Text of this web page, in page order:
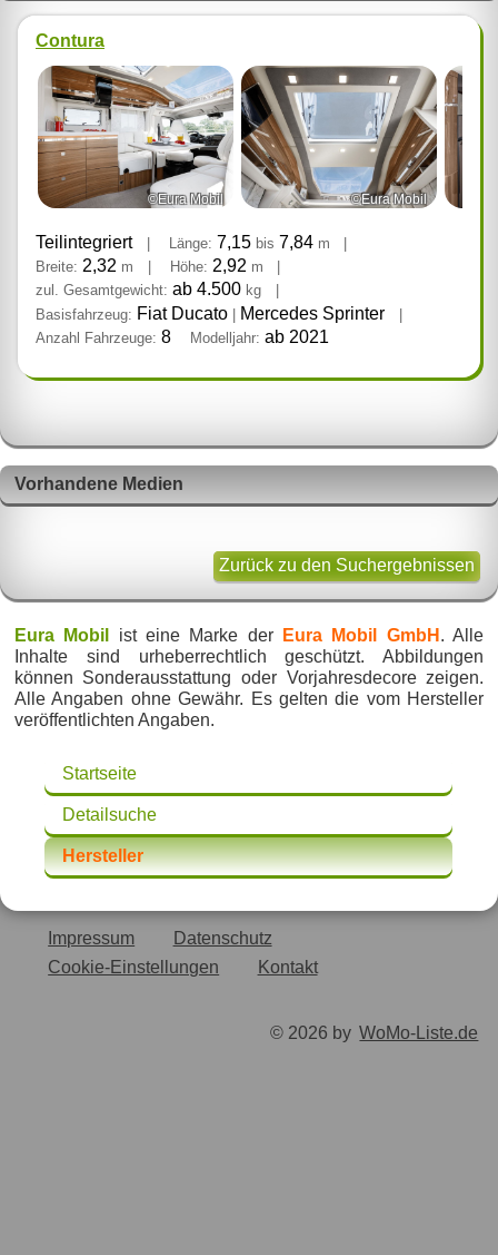
Contura
©Eura Mobil ©Eura Mobil
Teilintegriert Länge: 7,15 bis 7,84 m
Breite: 2,32 m Höhe: 2,92 m
zul. Gesamtgewicht: ab 4.500 kg
Basisfahrzeug: Fiat Ducato | Mercedes Sprinter
|
Anzahl Fahrzeuge: 8 Modelljahr: ab 2021
Vorhandene Medien
Zurück zu den Suchergebnissen
Eura Mobil ist eine Marke der Eura Mobil GmbH . Alle
Inhalte sind urheberrechtlich geschützt. Abbildungen
können Sonderausstattung oder Vorjahresdecore zeigen.
Alle Angaben ohne Gewähr. Es gelten die vom Hersteller
veröffentlichten Angaben.
Startseite
Detailsuche
Hersteller
Impressum
Datenschutz
Cookie-Einstellungen
Kontakt
© 2026 by WoMo-Liste.de